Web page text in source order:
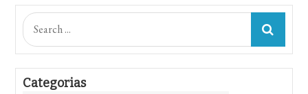
Search
for:
Categorias